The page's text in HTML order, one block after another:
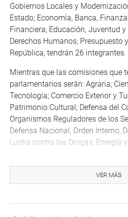
Gobiernos Locales y
Estado; Economía, Banca,
Financiera; Educación, Juventud
Derechos Humanos; Presupuesto
República; tendrán 26 integrantes.
Mientras que las comisiones que
parlamentarios serán: Agraria;
Tecnología; Comercio Exterior y
Patrimonio Cultural; Defensa del
Organismos Reguladores de los
Defensa Nacional, Orden Interno,
Lucha contra las Drogas; Energía
Personas con Discapacidad;
Micro y Pequeña Empresa y
VER MÁS